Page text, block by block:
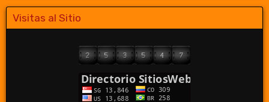
Visitas al Sitio